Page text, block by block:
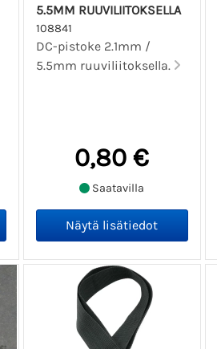
5.5MM RUUVILIITOKSELLA
108841
DC-pistoke 2.1mm /
5.5mm ruuviliitoksella.
0,80 €
Saatavilla